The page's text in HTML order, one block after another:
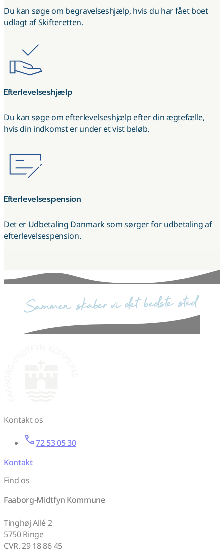
Du kan søge om begravelseshjælp, hvis du har fået boet
udlagt af Skifteretten.
Efterlevelseshjælp
Du kan søge om efterlevelseshjælp efter din ægtefælle,
hvis din indkomst er under et vist beløb.
Efterlevelsespension
Det er Udbetaling Danmark som sørger for udbetaling af
efterlevelsespension.
sammen skaber vi det bedste sted
Kontakt os
72 53 05 30
Kontakt
Find os
Faaborg-Midtfyn Kommune
Tinghøj Allé 2
5750 Ringe
CVR. 29 18 86 45